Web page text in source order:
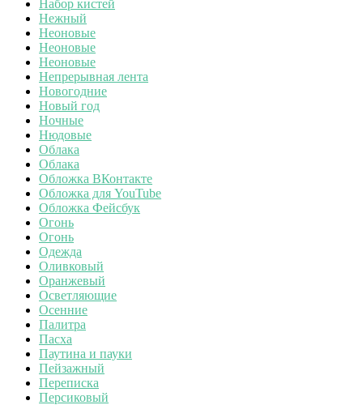
Набор кистей
Нежный
Неоновые
Неоновые
Неоновые
Непрерывная лента
Новогодние
Новый год
Ночные
Нюдовые
Облака
Облака
Обложка ВКонтакте
Обложка для YouTube
Обложка Фейсбук
Огонь
Огонь
Одежда
Оливковый
Оранжевый
Осветляющие
Осенние
Палитра
Пасха
Паутина и пауки
Пейзажный
Переписка
Персиковый